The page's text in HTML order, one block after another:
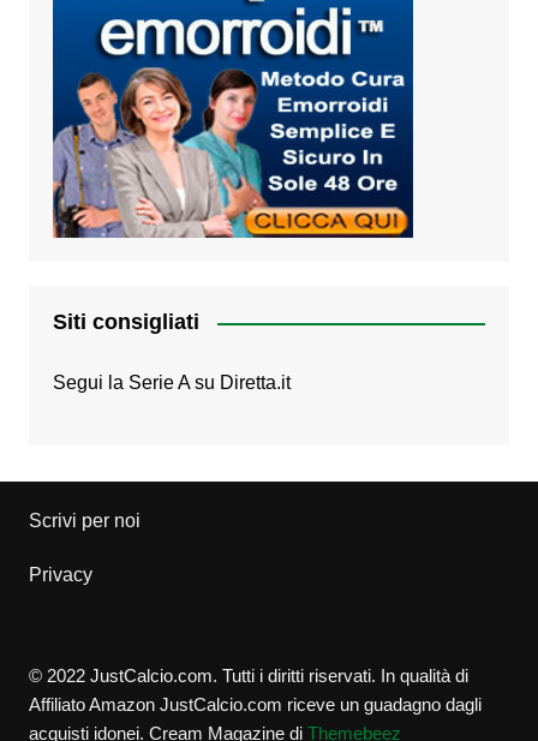
Siti consigliati
Segui la Serie A su Diretta.it
Scrivi per noi
Privacy
© 2022 JustCalcio.com. Tutti i diritti riservati. In qualità di
Affiliato Amazon JustCalcio.com riceve un guadagno dagli
acquisti idonei. Cream Magazine di Themebeez